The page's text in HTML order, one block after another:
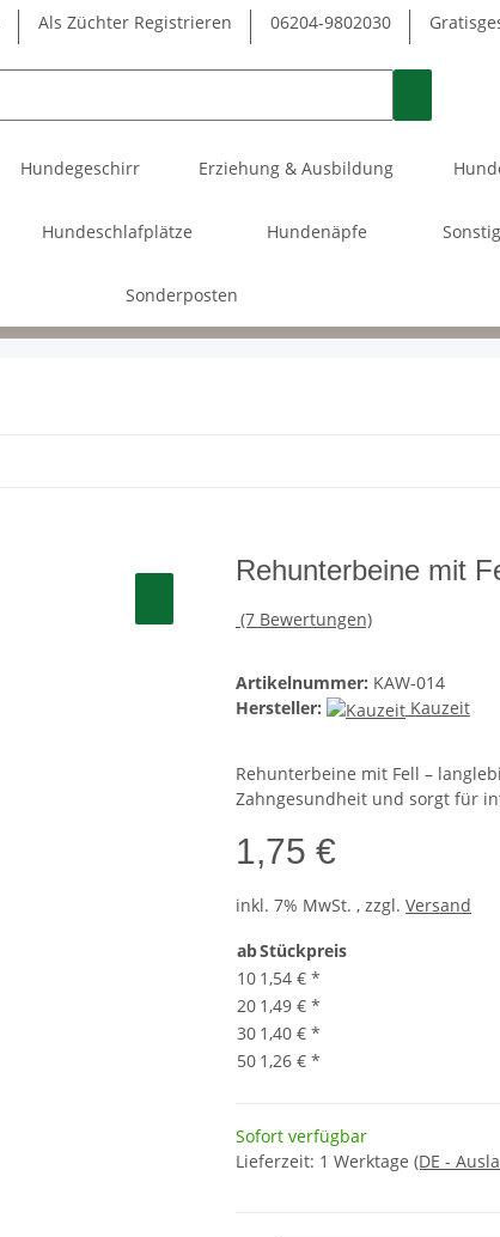
Als Züchter Registrieren 06204-9802030
Hundegeschirr Erziehung & Ausbildung
Hundeschlafplätze Hundenäpfe
Sonderposten
Rehunterbeine mit
(7 Bewertungen)
Artikelnummer: KAW-014
Hersteller:
Kauzeit
Rehunterbeine mit Fell –
Zahngesundheit und sorgt für
1,75 €
inkl. 7% MwSt. , zzgl. Versand
abStückpreis
10 1,54 € *
20 1,49 € *
30 1,40 € *
50 1,26 € *
Sofort verfügbar
Lieferzeit: 1 Werktage (DE -